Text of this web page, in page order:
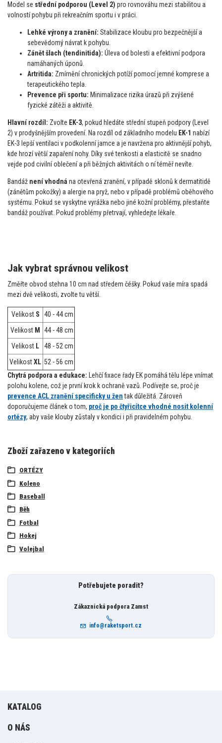
Model se střední podporou (Level 2) pro rovnováhu mezi stabilitou a
volností pohybu při rekreačním sportu i v práci.
Lehké výrony a zranění: Stabilizace kloubu pro bezpečnější a
sebevědomý návrat k pohybu.
Zánět šlach (tendinitida): Úleva od bolesti a efektivní podpora
namáhaných úponů.
Artritida: Zmírnění chronických potíží pomocí jemné komprese a
terapeutického tepla.
Prevence při sportu: Minimalizace rizika úrazů při zvýšené
fyzické zátěži a aktivitě.
Hlavní rozdíl: Zvolte EK-3, pokud hledáte střední stupeň podpory (Level
2) v prodyšnějším provedení. Na rozdíl od základního modelu EK-1 nabízí
EK-3 lepší ventilaci v podkolenní jamce a je navržena pro aktivnější pohyb,
kde hrozí větší zapaření nohy. Díky své tenkosti a elasticitě se snadno
vejde pod civilní oblečení a při běžných aktivitách o ní téměř nevíte.
Bandáž není vhodná na otevřená zranění, v případě sklonů k dermatitidě
(zánětům pokožky) a alergie na pryž, nebo v případě problémů oběhového
systému. Pokud se vyskytne vyrážka nebo jiné kožní problémy, přestaňte
bandáž používat. Pokud problémy přetrvají, vyhledejte lékaře.
Jak vybrat správnou velikost
Změřte obvod stehna 10 cm nad středem čéšky. Pokud vaše míra spadá
mezi dvě velikosti, zvolte tu větší.
Velikost S
40 - 44 cm
Velikost M
44 - 48 cm
Velikost L
48 - 52 cm
VelikostXL 52 - 56 cm
Chytrá podpora a edukace: Lehčí fixace řady EK pomáhá tělu lépe vnímat
polohu kolene, což je první krok k ochraně vazů. Podívejte se, proč je
prevence ACL zranění specificky u žentak důležitá. Zároveň
doporučujeme článek o tom, proč je po čtyřicítce vhodné nosit kolenní
ortézy, aby vaše klouby zůstaly v kondici i při pravidelném pohybu.
Zboží zařazeno v kategoriích
ORTÉZY
Koleno
Baseball
Běh
Fotbal
Hokej
Volejbal
Potřebujete poradit?
Zákaznická podpora Zamst
info@raketsport.cz
KATALOG
O NÁS